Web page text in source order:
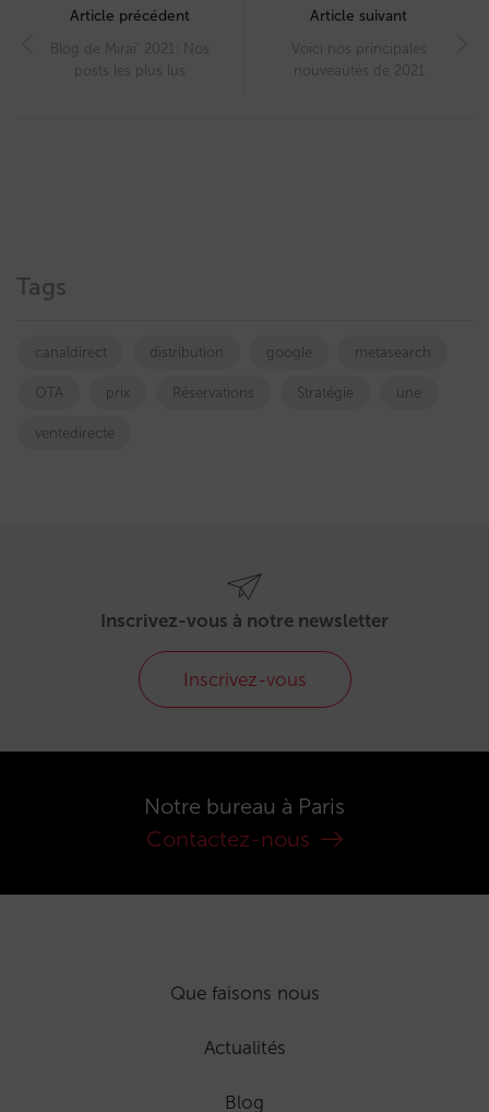
navigation
Article précédent
Blog de Mirai’ 2021: Nos
posts les plus lus
Article suivant
Voici nos principales
nouveautés de 2021
Tags
canaldirect distribution google metasearch
OTA prix Réservations Stratégie une
ventedirecte
Inscrivez-vous à notre newsletter
Inscrivez-vous
Notre bureau à Paris
Contactez-nous
Que faisons nous
Actualités
Blog